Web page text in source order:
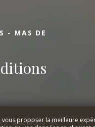
- MAS DE
traditions et
proposer la meilleure